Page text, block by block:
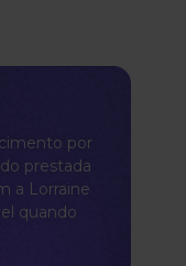
por
prestada
a Lorraine
quando